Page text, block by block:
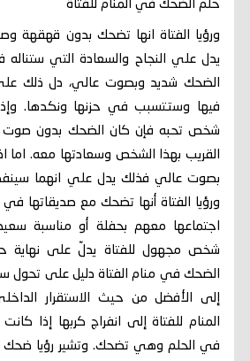
حلم الضحك في المنام للفتاة
ورؤيا الفتاة انها تضحك بدون قهقهة
يدل علي النجاح والسعادة التي ستناله
الضحك شديد وبصوت عالي، دل ذلك
فيها وستتسبب في حزنها ونكدها.
شخص تحبه فإن كان الضحك بدون صوت
القريب بهذا الشخص وسعادتها معه. اما
بصوت عالي فذلك يدل علي انهما
ورؤيا الفتاة أنها تضحك مع صديقاتها
اجتماعها معهم بحفلة أو مناسبة
شخص مجهول للفتاة يدلّ على نهاية
الضحك في منام الفتاة دليل على
إلى الأفضل من حيث الاستقرار
المنام للفتاة إلى انفراج كربها إذا
في الحلم وهي تضحك. وتشير رؤيا ضحك